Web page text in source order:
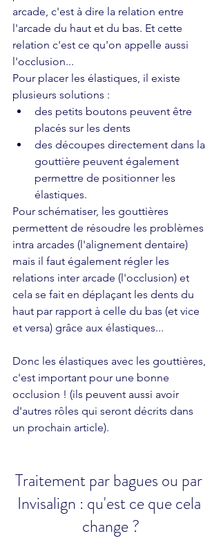
arcade, c'est à dire la relation entre
l'arcade du haut et du bas. Et cette
relation c'est ce qu'on appelle aussi
l'occlusion...
Pour placer les élastiques, il existe
plusieurs solutions :
des petits boutons peuvent être
placés sur les dents
des découpes directement dans la
gouttière peuvent également
permettre de positionner les
élastiques.
Pour schématiser, les gouttières
permettent de résoudre les problèmes
intra arcades (l'alignement dentaire)
mais il faut également régler les
relations inter arcade (l'occlusion) et
cela se fait en déplaçant les dents du
haut par rapport à celle du bas (et vice
et versa) grâce aux élastiques...
Donc les élastiques avec les gouttières,
c'est important pour une bonne
occlusion ! (ils peuvent aussi avoir
d'autres rôles qui seront décrits dans
un prochain article).
Traitement par bagues ou par
Invisalign : qu'est ce que cela
change ?